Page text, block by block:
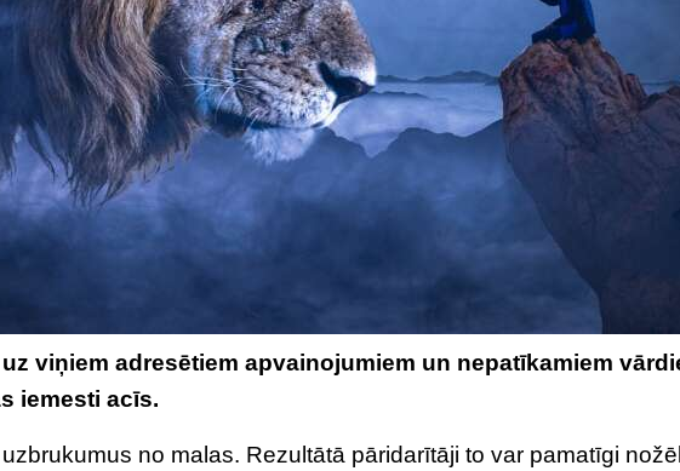
viņiem adresētiem apvainojumiem un nepatīkamiem
iemesti acīs.
no malas. Rezultātā pāridarītāji to var pamatīgi